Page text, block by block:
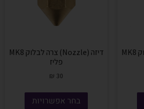
דיזה (Nozzle) צרה לבלוק MK8
דיזה (Nozzle) צרה לבלוק MK8
פליז
₪ 30
בחר אפשרויות